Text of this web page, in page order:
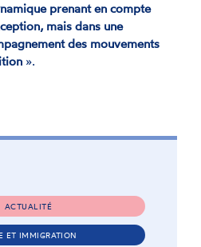
prenant en compte
mais dans une
des mouvements
».
ACTUALITÉ
ET IMMIGRATION